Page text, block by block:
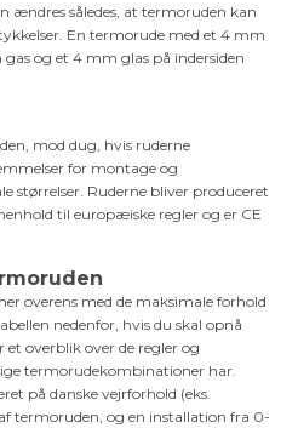
ændres således, at termoruden kan
En termorude med et 4 mm
og et 4 mm glas på indersiden
mod dug, hvis ruderne
for montage og
størrelser. Ruderne bliver produceret
til europæiske regler og er CE
overens med de maksimale forhold
nedenfor, hvis du skal opnå
overblik over de regler og
termorudekombinationer har.
på danske vejrforhold (eks.
termoruden, og en installation fra 0-